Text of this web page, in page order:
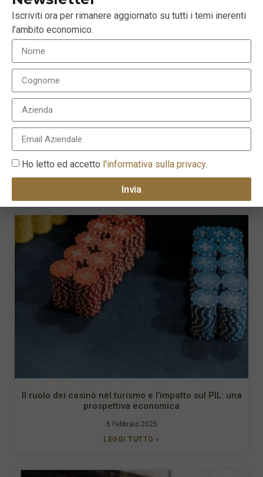
I titoli seguiti con attenzione includono: AMPLIFON,
FINECOBANK, NEXI, TELECOM ITALIA e TERNA al
rialzo; BANCA MEDIOLANUM, GENERALI, INTESA
SANPAOLO e POSTE ITALIANE al ribasso.
Leggi quil’articolo completo.
Tags:mercato azionario
Il ruolo dei casinò nel turismo e l’impatto sul PIL: una
prospettiva economica
5 Febbraio 2025
LEGGI TUTTO »
Iscriviti ora per rimanere aggiornato su tutti i temi inerenti
l’ambito economico.
Ho letto ed accetto l'informativa sulla privacy.
Invia